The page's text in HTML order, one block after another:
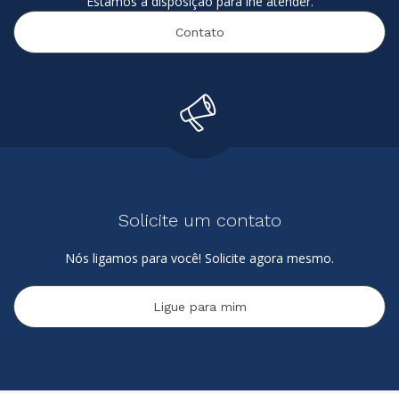
Contato
Solicite um contato
Nós ligamos para você! Solicite agora mesmo.
Ligue para mim